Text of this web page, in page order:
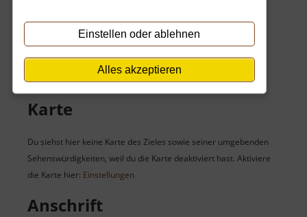
Einstellen oder ablehnen
Alles akzeptieren
Keine Angaben vorhanden.
Karte
Du siehst hier keine Karte des Zieles sowie seiner umgebenden
Sehenswürdigkeiten, weil du die Karte deaktiviert hast. Aktiviere
die Karte hier: Einstellungen
Anschrift